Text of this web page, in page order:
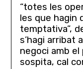
“totes les
les que hagin
temptativa”,
s’hagi arribat
negoci amb
sospita, cal